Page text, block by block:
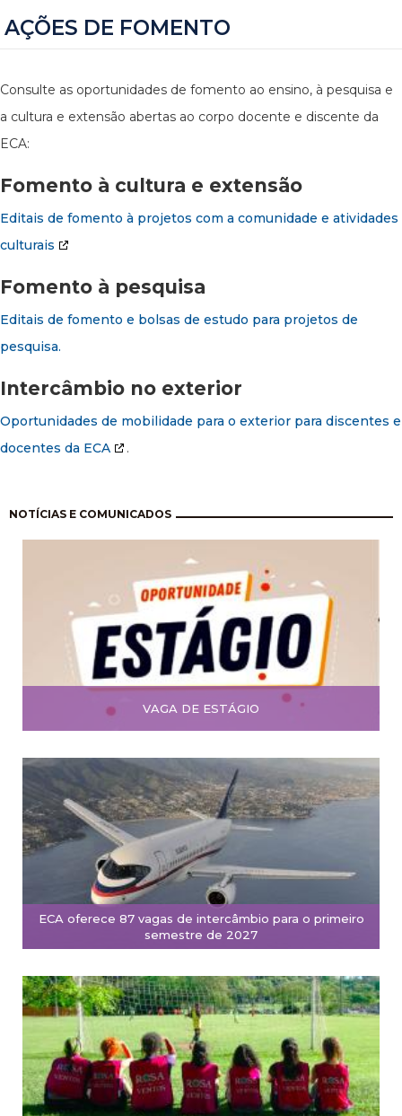
AÇÕES DE FOMENTO
Consulte as oportunidades de fomento ao ensino, à pesquisa e
a cultura e extensão abertas ao corpo docente e discente da
ECA:
Fomento à cultura e extensão
Editais de fomento à projetos com a comunidade e atividades
culturais
Fomento à pesquisa
Editais de fomento e bolsas de estudo para projetos de
pesquisa.
Intercâmbio no exterior
Oportunidades de mobilidade para o exterior para discentes e
docentes da ECA
.
NOTÍCIAS E COMUNICADOS
VAGA DE ESTÁGIO
ECA oferece 87 vagas de intercâmbio para o primeiro
semestre de 2027
Pagination